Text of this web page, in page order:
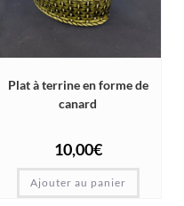
Plat à terrine en forme de
canard
10,00€
Ajouter au panier